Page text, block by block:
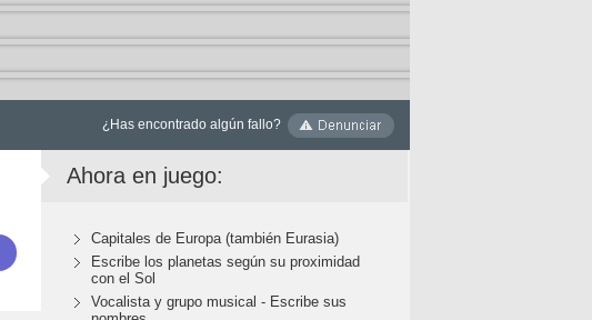
¿Has encontrado algún fallo?
Ahora en juego:
Capitales de Europa (también Eurasia)
Escribe los planetas según su proximidad
con el Sol
Vocalista y grupo musical - Escribe sus